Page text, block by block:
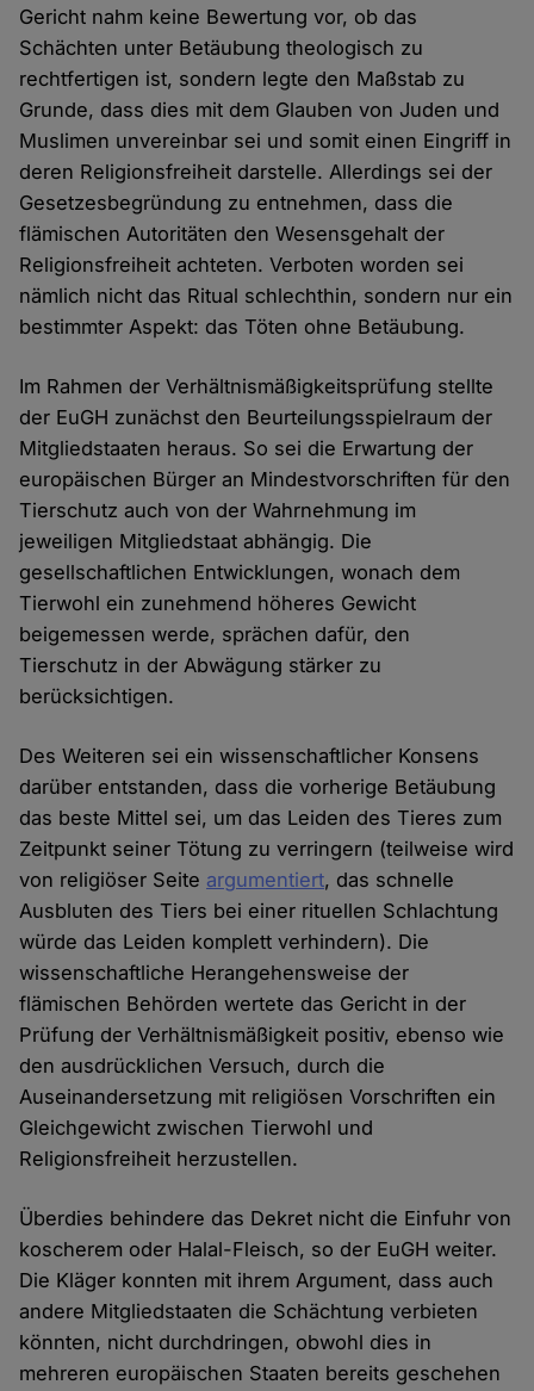
Gericht nahm keine Bewertung vor, ob das
Schächten unter Betäubung theologisch zu
rechtfertigen ist, sondern legte den Maßstab zu
Grunde, dass dies mit dem Glauben von Juden und
Muslimen unvereinbar sei und somit einen Eingriff in
deren Religionsfreiheit darstelle. Allerdings sei der
Gesetzesbegründung zu entnehmen, dass die
flämischen Autoritäten den Wesensgehalt der
Religionsfreiheit achteten. Verboten worden sei
nämlich nicht das Ritual schlechthin, sondern nur ein
bestimmter Aspekt: das Töten ohne Betäubung.
Im Rahmen der Verhältnismäßigkeitsprüfung stellte
der EuGH zunächst den Beurteilungsspielraum der
Mitgliedstaaten heraus. So sei die Erwartung der
europäischen Bürger an Mindestvorschriften für den
Tierschutz auch von der Wahrnehmung im
jeweiligen Mitgliedstaat abhängig. Die
gesellschaftlichen Entwicklungen, wonach dem
Tierwohl ein zunehmend höheres Gewicht
beigemessen werde, sprächen dafür, den
Tierschutz in der Abwägung stärker zu
berücksichtigen.
Des Weiteren sei ein wissenschaftlicher Konsens
darüber entstanden, dass die vorherige Betäubung
das beste Mittel sei, um das Leiden des Tieres zum
Zeitpunkt seiner Tötung zu verringern (teilweise wird
von religiöser Seite argumentiert, das schnelle
Ausbluten des Tiers bei einer rituellen Schlachtung
würde das Leiden komplett verhindern). Die
wissenschaftliche Herangehensweise der
flämischen Behörden wertete das Gericht in der
Prüfung der Verhältnismäßigkeit positiv, ebenso wie
den ausdrücklichen Versuch, durch die
Auseinandersetzung mit religiösen Vorschriften ein
Gleichgewicht zwischen Tierwohl und
Religionsfreiheit herzustellen.
Überdies behindere das Dekret nicht die Einfuhr von
koscherem oder Halal-Fleisch, so der EuGH weiter.
Die Kläger konnten mit ihrem Argument, dass auch
andere Mitgliedstaaten die Schächtung verbieten
könnten, nicht durchdringen, obwohl dies in
mehreren europäischen Staaten bereits geschehen